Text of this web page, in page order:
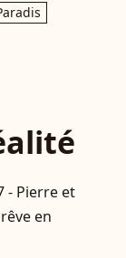
- Pierre et
en